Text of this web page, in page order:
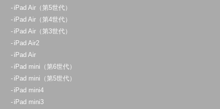
iPad Air（第5世代）
iPad Air（第4世代）
iPad Air（第3世代）
iPad Air2
iPad Air
iPad mini（第6世代）
iPad mini（第5世代）
iPad mini4
iPad mini3